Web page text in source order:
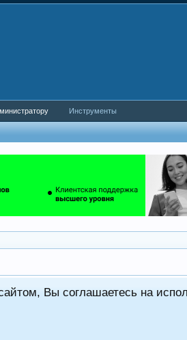
Вы соглашаетесь на
Инструменты